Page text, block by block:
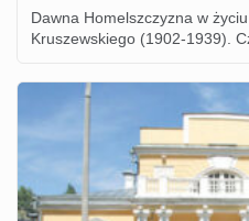
Dawna Homelszczyzna w
Kruszewskiego (1902-1939).